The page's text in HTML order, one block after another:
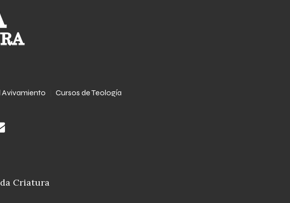
Avivamiento Cursos de Teología
Criatura